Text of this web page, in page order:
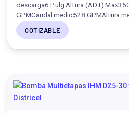
descarga6 Pulg.Altura (ADT)
GPMCaudal medio528 GPMAltura
COTIZABLE